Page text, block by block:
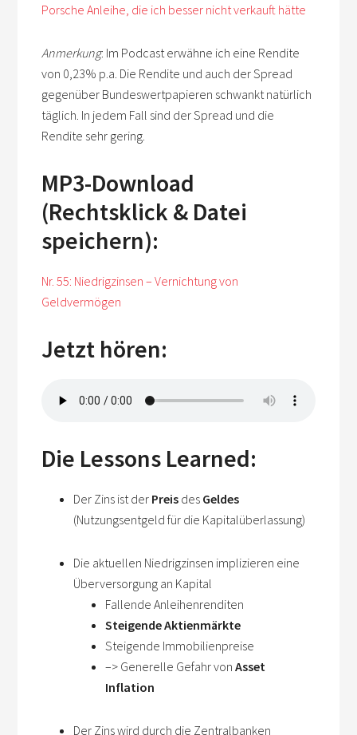
Porsche Anleihe, die ich besser nicht verkauft hätte
Anmerkung: Im Podcast erwähne ich eine Rendite
von 0,23% p.a. Die Rendite und auch der Spread
gegenüber Bundeswertpapieren schwankt natürlich
täglich. In jedem Fall sind der Spread und die
Rendite sehr gering.
MP3-Download
(Rechtsklick & Datei
speichern):
Nr. 55: Niedrigzinsen – Vernichtung von
Geldvermögen
Jetzt hören:
Die Lessons Learned:
Der Zins ist der Preis des Geldes
(Nutzungsentgeld für die Kapitalüberlassung)
Die aktuellen Niedrigzinsen implizieren eine
Überversorgung an Kapital
Fallende Anleihenrenditen
Steigende Aktienmärkte
Steigende Immobilienpreise
–> Generelle Gefahr vonAsset
Inflation
Der Zins wird durch die Zentralbanken